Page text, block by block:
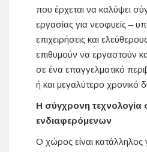
που έρχεται να καλύψει
εργασίας για νεοφυείς –
επιχειρήσεις και
επιθυμούν να εργαστούν
σε ένα επαγγελματικό
ή και μεγαλύτερο χρονικό
Η σύγχρονη τεχνολογία
ενδιαφερόμενων
Ο χώρος είναι κατάλληλος